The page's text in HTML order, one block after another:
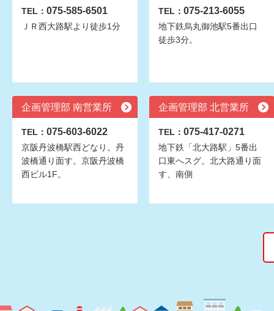
TEL： 075-585-6501
ＪＲ西大路駅より徒歩1分
TEL： 075-213-6055
地下鉄烏丸御池駅5番出口
徒歩3分。
企画管理部 南営業所
TEL： 075-603-6022
京阪丹波橋駅西どなり。丹
波橋通り面す。京阪丹波橋
西ビル1F。
企画管理部 北営業所
TEL： 075-417-0271
地下鉄「北大路駅」5番出
口東へスグ。北大路通り面
す、南側